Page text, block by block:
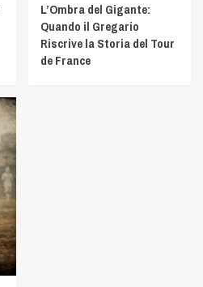
L’Ombra del Gigante:
Quando il Gregario
Riscrive la Storia del Tour
de France